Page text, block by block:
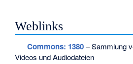
Weblinks
Commons: 1380– Sammlung
Videos und Audiodateien